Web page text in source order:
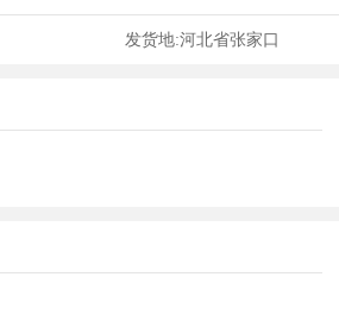
发货地:河北省张家口